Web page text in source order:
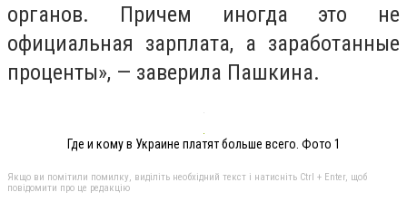
органов. Причем иногда это не
официальная зарплата, а заработанные
проценты», — заверила Пашкина.
Где и кому в Украине платят больше всего. Фото 1
Якщо ви помітили помилку, виділіть необхідний текст і натисніть Ctrl + Enter, щоб
повідомити про це редакцію